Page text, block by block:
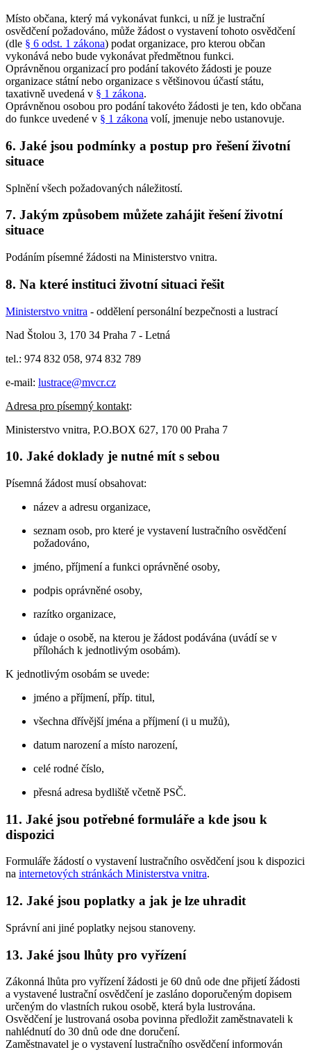
Místo občana, který má vykonávat funkci, u níž je lustrační
osvědčení požadováno, může žádost o vystavení tohoto osvědčení
(dle § 6 odst. 1 zákona) podat organizace, pro kterou občan
vykonává nebo bude vykonávat předmětnou funkci.
Oprávněnou organizací pro podání takovéto žádosti je pouze
organizace státní nebo organizace s většinovou účastí státu,
taxativně uvedená v § 1 zákona.
Oprávněnou osobou pro podání takovéto žádosti je ten, kdo občana
do funkce uvedené v § 1 zákona volí, jmenuje nebo ustanovuje.
6. Jaké jsou podmínky a postup pro řešení životní
situace
Splnění všech požadovaných náležitostí.
7. Jakým způsobem můžete zahájit řešení životní
situace
Podáním písemné žádosti na Ministerstvo vnitra.
8. Na které instituci životní situaci řešit
Ministerstvo vnitra - oddělení personální bezpečnosti a lustrací
Nad Štolou 3, 170 34 Praha 7 - Letná
tel.: 974 832 058, 974 832 789
e-mail: lustrace@mvcr.cz
Adresa pro písemný kontakt:
Ministerstvo vnitra, P.O.BOX 627, 170 00 Praha 7
10. Jaké doklady je nutné mít s sebou
Písemná žádost musí obsahovat:
název a adresu organizace,
seznam osob, pro které je vystavení lustračního osvědčení
požadováno,
jméno, příjmení a funkci oprávněné osoby,
podpis oprávněné osoby,
razítko organizace,
údaje o osobě, na kterou je žádost podávána (uvádí se v
přílohách k jednotlivým osobám).
K jednotlivým osobám se uvede:
jméno a příjmení, příp. titul,
všechna dřívější jména a příjmení (i u mužů),
datum narození a místo narození,
celé rodné číslo,
přesná adresa bydliště včetně PSČ.
11. Jaké jsou potřebné formuláře a kde jsou k
dispozici
Formuláře žádostí o vystavení lustračního osvědčení jsou k dispozici
na internetových stránkách Ministerstva vnitra.
12. Jaké jsou poplatky a jak je lze uhradit
Správní ani jiné poplatky nejsou stanoveny.
13. Jaké jsou lhůty pro vyřízení
Zákonná lhůta pro vyřízení žádosti je 60 dnů ode dne přijetí žádosti
a vystavené lustrační osvědčení je zasláno doporučeným dopisem
určeným do vlastních rukou osobě, která byla lustrována.
Osvědčení je lustrovaná osoba povinna předložit zaměstnavateli k
nahlédnutí do 30 dnů ode dne doručení.
Zaměstnavatel je o vystavení lustračního osvědčení informován